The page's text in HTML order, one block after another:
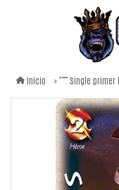
Inicio Single primer